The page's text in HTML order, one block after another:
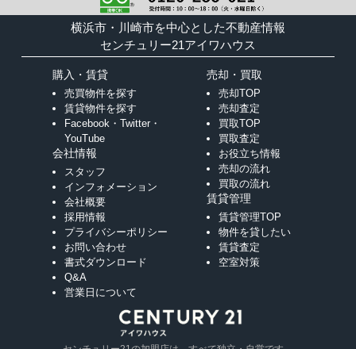
横浜市・川崎市を中心とした不動産情報
センチュリー21アイワハウス
購入・賃貸
売買物件を探す
賃貸物件を探す
Facebook・Twitter・
YouTube
会社情報
スタッフ
インフォメーション
会社概要
採用情報
プライバシーポリシー
お問い合わせ
書式ダウンロード
Q&A
営業日について
売却・買取
売却TOP
売却査定
買取TOP
買取査定
お役立ち情報
売却の流れ
買取の流れ
賃貸管理
賃貸管理TOP
物件を貸したい
賃貸査定
空室対策